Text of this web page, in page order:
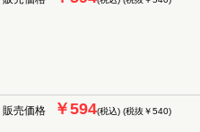
販売価格 ￥594(税込) (税抜￥540)